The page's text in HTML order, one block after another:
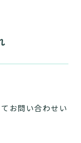
お問い合わせい